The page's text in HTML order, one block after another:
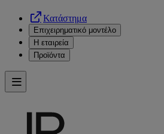
Κατάστημα
Επιχειρηματικό μοντέλο
Η εταιρεία
Προϊόντα